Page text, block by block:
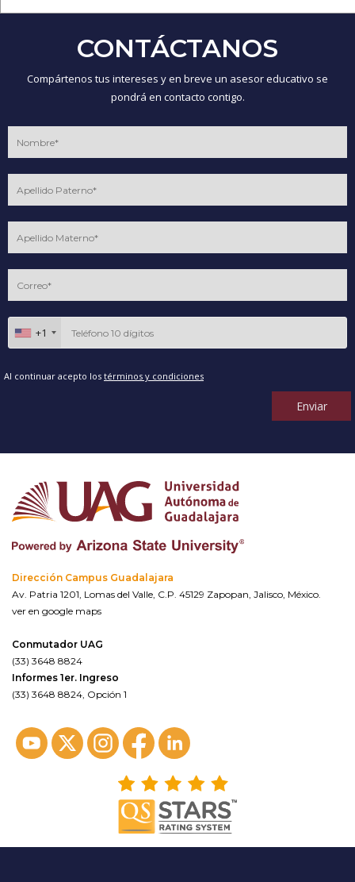
CONTÁCTANOS
Compártenos tus intereses y en breve un asesor educativo se
pondrá en contacto contigo.
+1
Al continuar acepto los términos y condiciones
Enviar
Dirección Campus Guadalajara
Av. Patria 1201, Lomas del Valle, C.P. 45129 Zapopan, Jalisco, México.
ver en google maps
Conmutador UAG
(33) 3648 8824
Informes 1er. Ingreso
(33) 3648 8824, Opción 1